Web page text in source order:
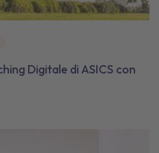
Digitale di ASICS con